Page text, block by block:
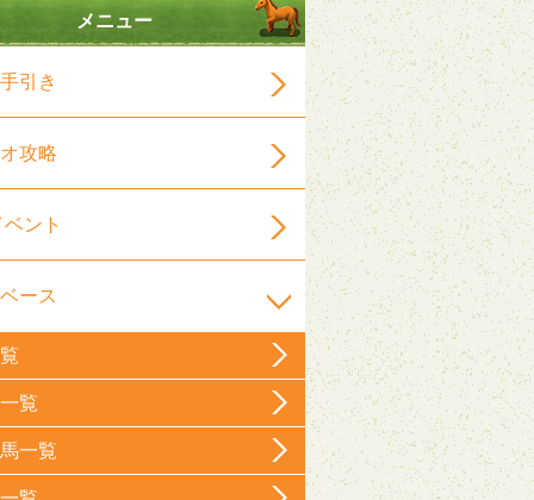
メニュー
引き
攻略
ント
ース
覧
一覧